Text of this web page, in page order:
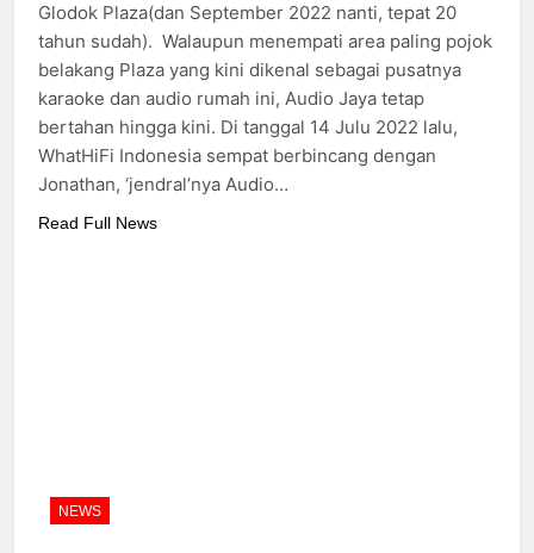
Glodok Plaza(dan September 2022 nanti, tepat 20
tahun sudah). Walaupun menempati area paling pojok
belakang Plaza yang kini dikenal sebagai pusatnya
karaoke dan audio rumah ini, Audio Jaya tetap
bertahan hingga kini. Di tanggal 14 Julu 2022 lalu,
WhatHiFi Indonesia sempat berbincang dengan
Jonathan, ‘jendral’nya Audio…
Read Full News
NEWS